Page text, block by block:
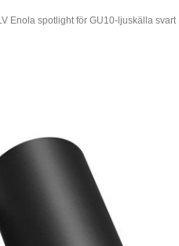
Enola spotlight för GU10-ljuskälla svart